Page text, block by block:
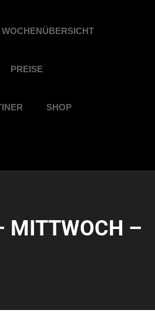
WOCHENÜBERSICHT
PREISE
SHOP
MITTWOCH –